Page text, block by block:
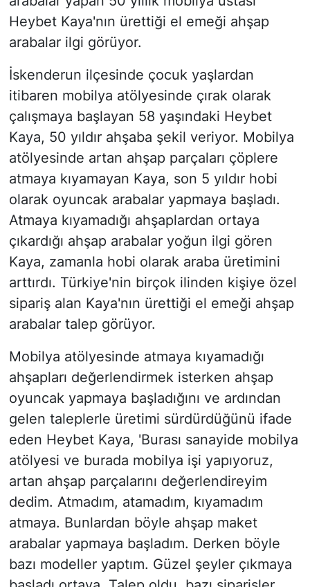
Heybet Kaya'nın ürettiği el emeği ahşap
arabalar ilgi görüyor.
İskenderun ilçesinde çocuk yaşlardan
itibaren mobilya atölyesinde çırak olarak
çalışmaya başlayan 58 yaşındaki Heybet
Kaya, 50 yıldır ahşaba şekil veriyor. Mobilya
atölyesinde artan ahşap parçaları çöplere
atmaya kıyamayan Kaya, son 5 yıldır hobi
olarak oyuncak arabalar yapmaya başladı.
Atmaya kıyamadığı ahşaplardan ortaya
çıkardığı ahşap arabalar yoğun ilgi gören
Kaya, zamanla hobi olarak araba üretimini
arttırdı. Türkiye'nin birçok ilinden kişiye özel
sipariş alan Kaya'nın ürettiği el emeği ahşap
arabalar talep görüyor.
Mobilya atölyesinde atmaya kıyamadığı
ahşapları değerlendirmek isterken ahşap
oyuncak yapmaya başladığını ve ardından
gelen taleplerle üretimi sürdürdüğünü ifade
eden Heybet Kaya, 'Burası sanayide mobilya
atölyesi ve burada mobilya işi yapıyoruz,
artan ahşap parçalarını değerlendireyim
dedim. Atmadım, atamadım, kıyamadım
atmaya. Bunlardan böyle ahşap maket
arabalar yapmaya başladım. Derken böyle
bazı modeller yaptım. Güzel şeyler çıkmaya